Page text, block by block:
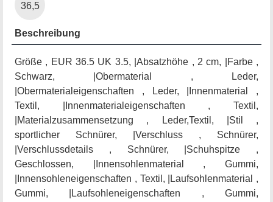
36,5
Beschreibung
Größe , EUR 36.5 UK 3.5, |Absatzhöhe , 2 cm, |Farbe ,
Schwarz, |Obermaterial , Leder,
|Obermaterialeigenschaften , Leder, |Innenmaterial ,
Textil, |Innenmaterialeigenschaften , Textil,
|Materialzusammensetzung , Leder,Textil, |Stil ,
sportlicher Schnürer, |Verschluss , Schnürer,
|Verschlussdetails , Schnürer, |Schuhspitze ,
Geschlossen, |Innensohlenmaterial , Gummi,
|Innensohleneigenschaften , Textil, |Laufsohlenmaterial ,
Gummi, |Laufsohleneigenschaften , Gummi,